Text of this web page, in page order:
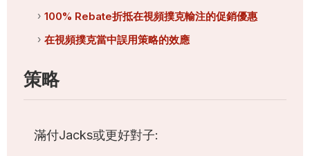
100% Rebate折抵在視頻撲克輸注的促銷優惠
在視頻撲克當中誤用策略的效應
策略
滿付Jacks或更好對子: